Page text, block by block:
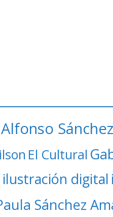
Alfonso Sánchez
El Cultural
ilustración digital
Sánchez